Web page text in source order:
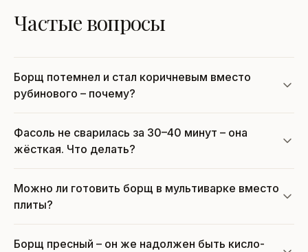
Частые вопросы
Борщ потемнел и стал коричневым вместо
рубинового – почему?
Фасоль не сварилась за 30–40 минут – она
жёсткая. Что делать?
Можно ли готовить борщ в мультиварке вместо
плиты?
Борщ пресный – он же надолжен быть кисло-